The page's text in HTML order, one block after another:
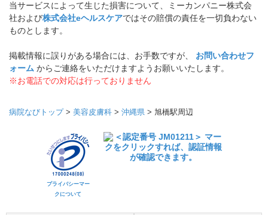
当サービスによって生じた損害について、ミーカンパニー株式会
社および株式会社eヘルスケアではその賠償の責任を一切負わない
ものとします。
掲載情報に誤りがある場合には、お手数ですが、 お問い合わせフ
ォーム からご連絡をいただけますようお願いいたします。
※お電話での対応は行っておりません
病院なびトップ> 美容皮膚科 > 沖縄県 > 旭橋駅周辺
プライバシーマー
クについて